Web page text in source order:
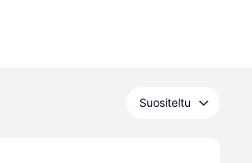
Suositeltu